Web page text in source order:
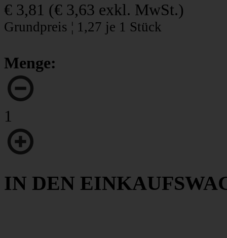
€ 3,81 (€ 3,63 exkl. MwSt.)
Grundpreis ¦ 1,27 je 1 Stück
Menge:
1
IN DEN